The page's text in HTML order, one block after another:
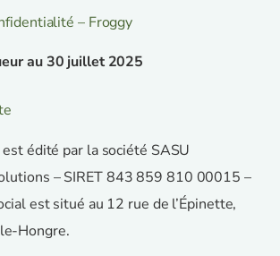
– Froggy
au 30 juillet 2025
édité par la société SASU
– SIRET 843 859 810 00015 –
est situé au 12 rue de l’Épinette,
Hongre.